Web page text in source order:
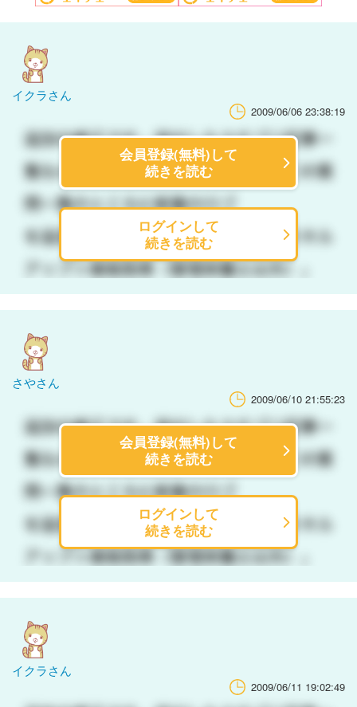
イクラさん
2009/06/06 23:38:19
会員登録(無料)して
続きを読む
ログインして
続きを読む
さやさん
2009/06/10 21:55:23
会員登録(無料)して
続きを読む
ログインして
続きを読む
イクラさん
2009/06/11 19:02:49